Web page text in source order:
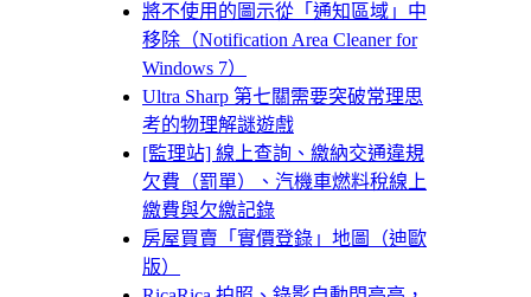
將不使用的圖示從「通知區域」中
移除（Notification Area Cleaner for
Windows 7）
Ultra Sharp 第七關需要突破常理思
考的物理解謎遊戲
[監理站] 線上查詢、繳納交通違規
欠費（罰單）、汽機車燃料稅線上
繳費與欠繳記錄
房屋買賣「實價登錄」地圖（迪歐
版）